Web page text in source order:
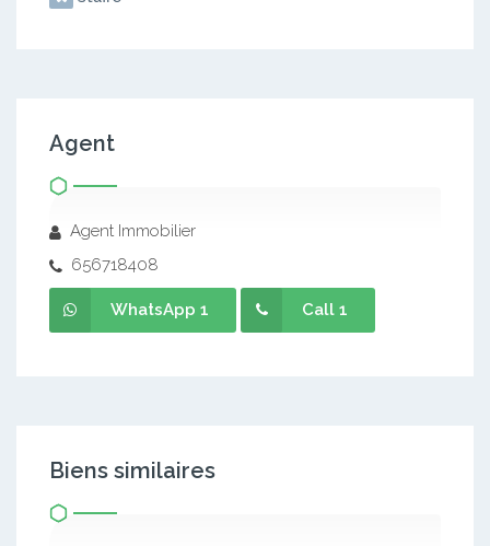
Agent
Agent Immobilier
656718408
WhatsApp 1 Call 1
Biens similaires